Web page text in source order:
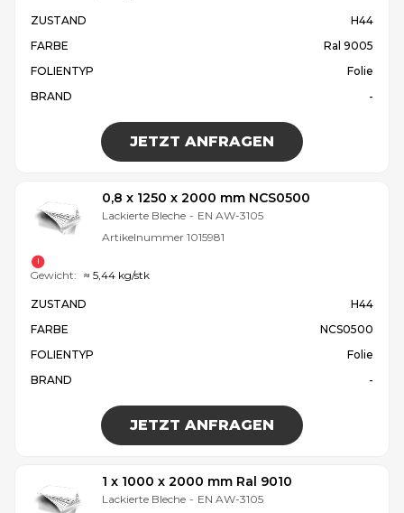
ZUSTAND
H44
FARBE
Ral 9005
FOLIENTYP
Folie
BRAND
-
JETZT ANFRAGEN
0,8 x 1250 x 2000 mm NCS0500
Lackierte Bleche - EN AW-3105
Artikelnummer 1015981
ZUSTAND
H44
FARBE
NCS0500
FOLIENTYP
Folie
BRAND
-
JETZT ANFRAGEN
Gewicht: ≈ 5,44 kg/stk
1 x 1000 x 2000 mm Ral 9010
Lackierte Bleche - EN AW-3105